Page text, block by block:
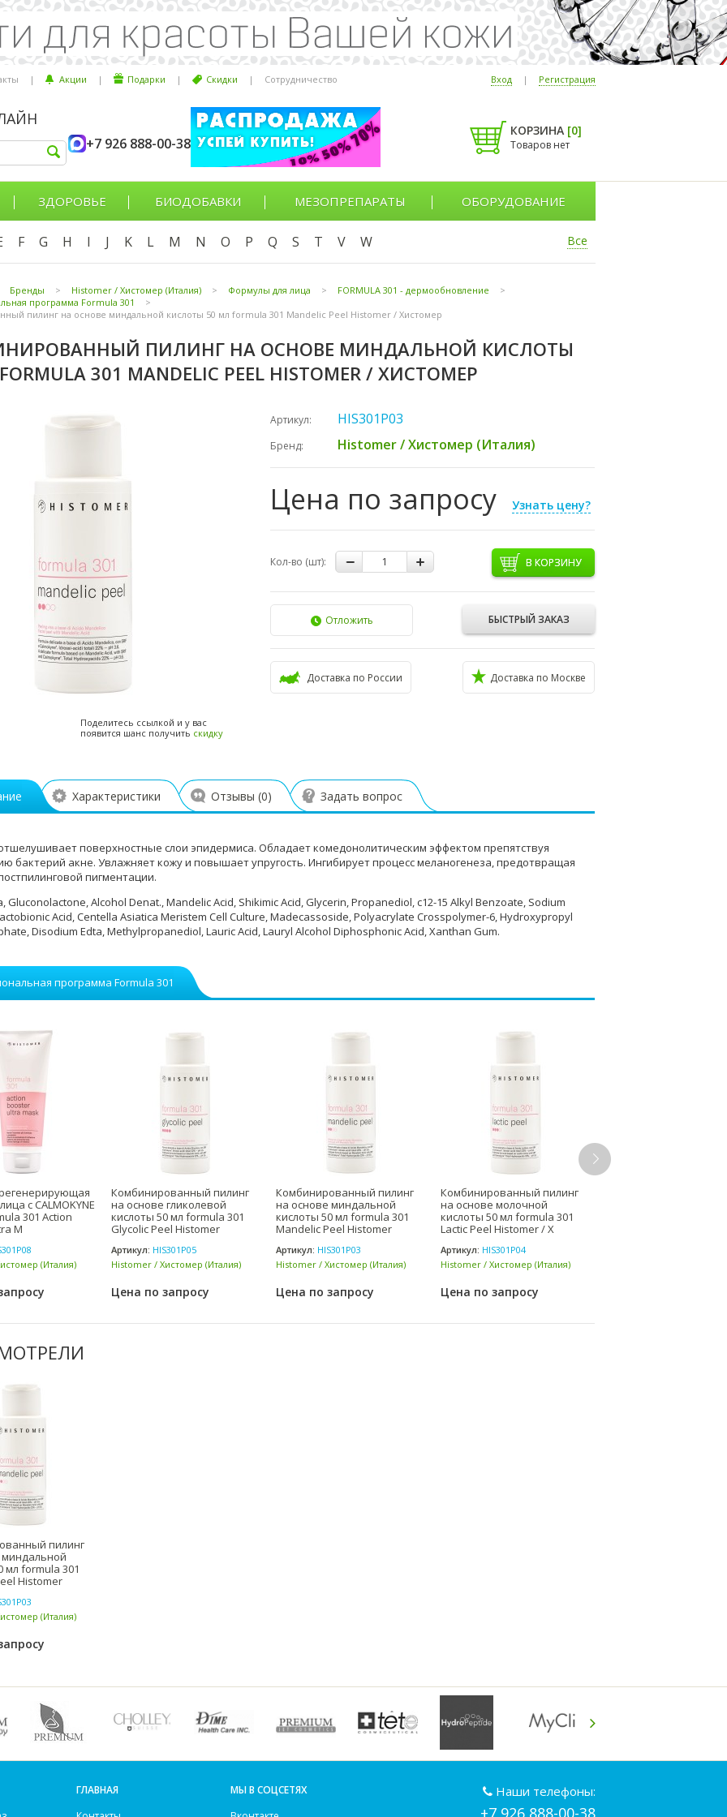
| Акции | Подарки | Скидки | Сотрудничество Вход | Регистрация
+7 926 888-00-38
КОРЗИНА [0]
Товаров нет
ЗДОРОВЬЕ БИОДОБАВКИ МЕЗОПРЕПАРАТЫ ОБОРУДОВАНИЕ
F G H I J K L M N O P Q S T V W Все
Бренды > Histomer / Хистомер (Италия) > Формулы для лица > FORMULA 301 - дермообновление
>
программа Formula 301
>
пилинг на основе миндальной кислоты 50 мл formula 301 Mandelic Peel Histomer / Хистомер
ПИЛИНГ НА ОСНОВЕ МИНДАЛЬНОЙ КИСЛОТЫ
301 MANDELIC PEEL HISTOMER / ХИСТОМЕР
Поделитесь ссылкой и у вас
появится шанс получить скидку
Артикул: HIS301P03
Бренд: Histomer / Хистомер (Италия)
Цена по запросу Узнать цену?
Кол-во (шт): В КОРЗИНУ
БЫСТРЫЙ ЗАКАЗ
Отложить
Доставка по России Доставка по Москве
Характеристики Отзывы (0) Задать вопрос
поверхностные слои эпидермиса. Обладает комедонолитическим эффектом препятствуя
бактерий акне. Увлажняет кожу и повышает упругость. Ингибирует процесс меланогенеза, предотвращая
пигментации.
Gluconolactone, Alcohol Denat., Mandelic Acid, Shikimic Acid, Glycerin, Propanediol, c12-15 Alkyl Benzoate, Sodium
Acid, Centella Asiatica Meristem Cell Culture, Madecassoside, Polyacrylate Crosspolymer-6, Hydroxypropyl
Disodium Edta, Methylpropanediol, Lauric Acid, Lauryl Alcohol Diphosphonic Acid, Xanthan Gum.
программа Formula 301
с CALMOKYNE
301 Action
M
(Италия)
Комбинированный пилинг
на основе гликолевой
кислоты 50 мл formula 301
Glycolic Peel Histomer
Артикул: HIS301P05
Histomer / Хистомер (Италия)
Цена по запросу
Комбинированный пилинг
на основе миндальной
кислоты 50 мл formula 301
Mandelic Peel Histomer
Артикул: HIS301P03
Histomer / Хистомер (Италия)
Цена по запросу
Комбинированный пилинг
на основе молочной
кислоты 50 мл formula 301
Lactic Peel Histomer / Х
Артикул: HIS301P04
Histomer / Хистомер (Италия)
Цена по запросу
пилинг
мл formula 301
Histomer
(Италия)
ГЛАВНАЯ
МЫ В СОЦСЕТЯХ
Наши телефоны:
+7 926 888-00-38